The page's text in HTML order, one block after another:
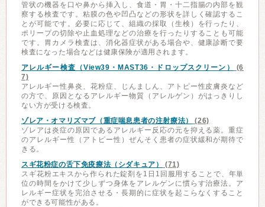
管状の機器を口や鼻から挿入し、食道・胃・十二指腸の内部を観
察する検査です。粘膜の色や凹凸などの形状を詳しく確認するこ
とが可能です。必要に応じて、組織の採取（生検）を行ったり、
ポリープの切除や止血処理などの治療を行ったりすることも可能
です。胃カメラ検査は、消化器症状がある場合や、健康診断で要
検査になった場合などは健康保険が適用されます。
アレルギー検査（View39・MAST36・ドロップスクリーン）
(6
7)
アレルギー性鼻炎、花粉症、じんましん、アトピー性皮膚炎など
の方で、原因となるアレルギー物質（アレルゲン）がはっきりし
ない方が受ける検査。
ゾレア・オマリズマブ（重症喘息患者の注射療法）
(26)
ゾレアは炎症の原因であるアレルギー反応の元を抑える薬。重症
のアレルギー性（アトピー性）ぜんそく患者の症状緩和が期待で
きる。
スギ花粉症の舌下免疫療法（シダキュア）
(71)
スギ花粉エキスから作られた錠剤を1日1回服用することで、年単
位の時間をかけて少しずつ身体をアレルゲンに慣らす治療法。ア
レルギー症状を完治させる・長期的に症状を起こらなくすること
ができる可能性がある。